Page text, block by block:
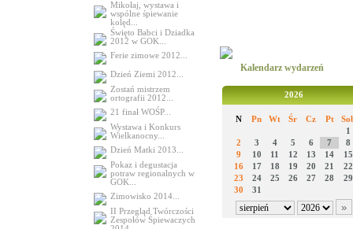
Mikołaj, wystawa i
wspólne śpiewanie
kolęd...
Święto Babci i Dziadka
2012 w GOK...
Ferie zimowe 2012...
Dzień Ziemi 2012...
Zostań mistrzem
ortografii 2012...
21 finał WOŚP...
Wystawa i Konkurs
Wielkanocny...
Dzień Matki 2013...
Pokaz i degustacja
potraw regionalnych w
GOK...
Zimowisko 2014...
II Przegląd Twórczości
Zespołów Śpiewaczych
Kalendarz wydarzeń
2026
N Pn Wt Śr Cz Pt
1
2
3 4 5 6 7
8
9
10 11 12 13 14
15
16
17 18 19 20 21
22
23
24 25 26 27 28
29
30
31